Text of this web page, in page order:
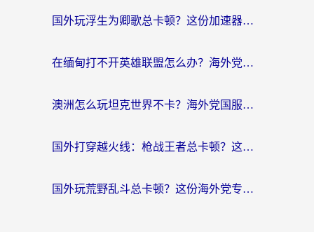
国外玩浮生为卿歌总卡顿？这份加速器选择指南帮你找回丝滑体验
在缅甸打不开英雄联盟怎么办？海外党亲测有效的国服游戏加速指南
澳洲怎么玩坦克世界不卡？海外党国服游戏加速终极指南（附逆战奇妙碰碰车解决方案）
国外打穿越火线：枪战王者总卡顿？这篇加速器推荐下载指南帮你解决延迟难题
国外玩荒野乱斗总卡顿？这份海外党专属的国服游戏加速攻略请收好